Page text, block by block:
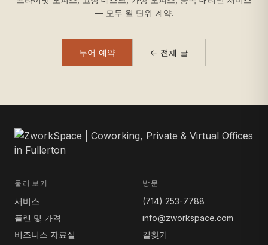
— 모두 월 단위 계약.
투어 예약 ← 전체 글
둘러보기
서비스
플랜 및 가격
비즈니스 자료실
방문
(714) 253-7788
info@zworkspace.com
길찾기